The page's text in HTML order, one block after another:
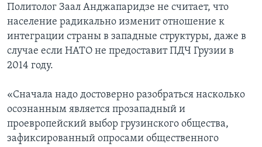
Политолог Заал Анджапаридзе не считает, что
население радикально изменит отношение к
интеграции страны в западные структуры, даже в
случае если НАТО не предоставит ПДЧ Грузии в
2014 году.
«Сначала надо достоверно разобраться насколько
осознанным является прозападный и
проевропейский выбор грузинского общества,
зафиксированный опросами общественного